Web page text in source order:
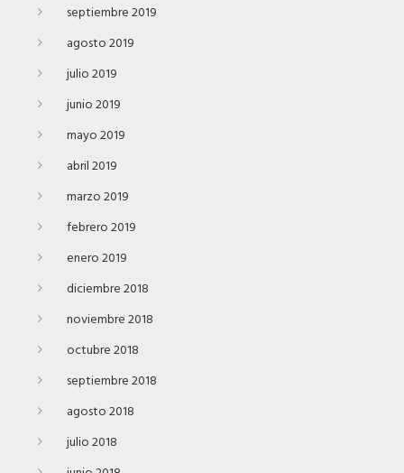
septiembre 2019
agosto 2019
julio 2019
junio 2019
mayo 2019
abril 2019
marzo 2019
febrero 2019
enero 2019
diciembre 2018
noviembre 2018
octubre 2018
septiembre 2018
agosto 2018
julio 2018